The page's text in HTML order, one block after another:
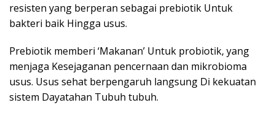
resisten yang berperan sebagai prebiotik Untuk
bakteri baik Hingga usus.
Prebiotik memberi ‘Makanan’ Untuk probiotik, yang
menjaga Kesejaganan pencernaan dan mikrobioma
usus. Usus sehat berpengaruh langsung Di kekuatan
sistem Dayatahan Tubuh tubuh.